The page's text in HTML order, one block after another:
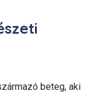
beteg, aki